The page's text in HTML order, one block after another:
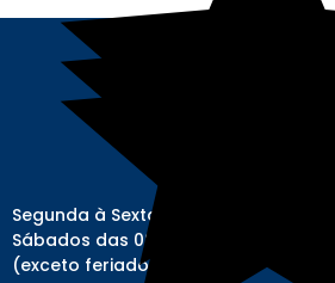
Segunda à Sexta-feira das 08h00 às
Sábados das 08h00 às 12h00
(exceto feriados)